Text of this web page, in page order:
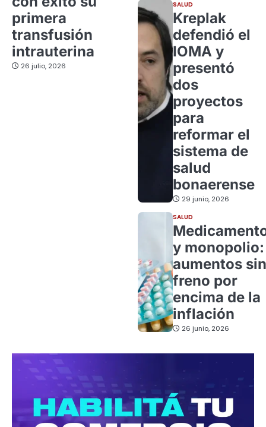
primera
transfusión
intrauterina
26 julio, 2026
SALUD
Kreplak
defendió el
IOMA y
presentó
dos
proyectos
para
reformar el
sistema de
salud
bonaerense
29 junio, 2026
SALUD
y monopolio:
aumentos sin
freno por
encima de la
inflación
26 junio, 2026